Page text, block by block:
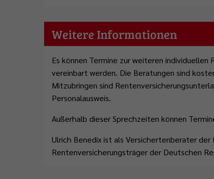
Weitere Informationen
Es können Termine zur weiteren
vereinbart werden. Die Beratungen sind
Mitzubringen sind
Personalausweis.
Außerhalb dieser Sprechzeiten können
Ulrich Benedix ist als Versichertenberater
Rentenversicherungsträger der Deutschen